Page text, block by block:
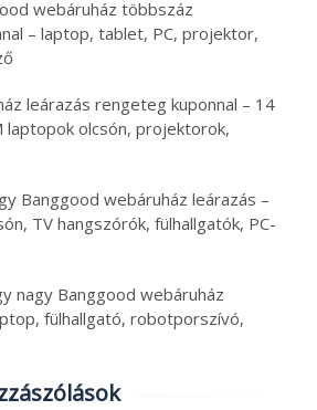
webáruház többszáz
– laptop, tablet, PC, projektor,
leárazás rengeteg kuponnal – 14
laptopok olcsón, projektorok,
Banggood webáruház leárazás –
TV hangszórók, fülhallgatók, PC-
nagy Banggood webáruház
fülhallgató, robotporszívó,